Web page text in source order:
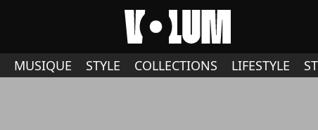
MUSIQUE STYLE COLLECTIONS LIFESTYLE